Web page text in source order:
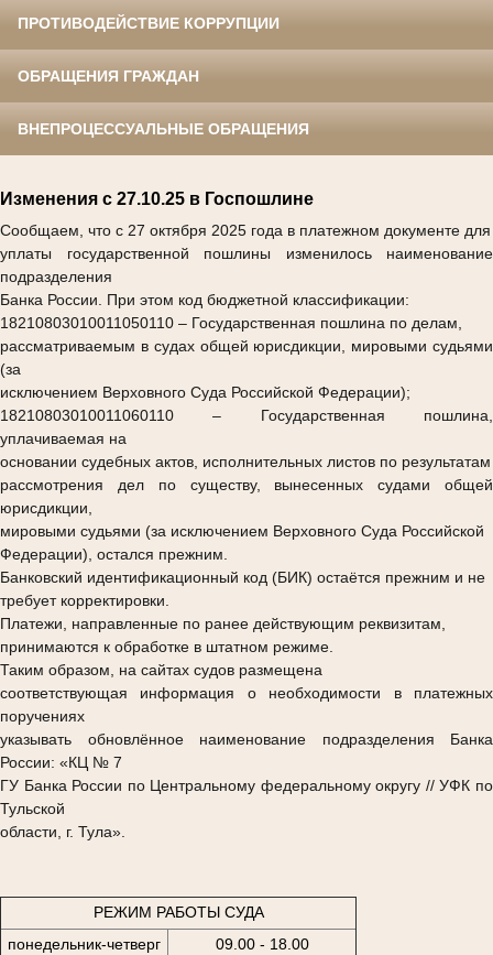
ПРОТИВОДЕЙСТВИЕ КОРРУПЦИИ
ОБРАЩЕНИЯ ГРАЖДАН
ВНЕПРОЦЕССУАЛЬНЫЕ ОБРАЩЕНИЯ
Изменения с 27.10.25 в Госпошлине
Сообщаем, что с 27 октября 2025 года в платежном документе для
уплаты государственной пошлины изменилось наименование
подразделения
Банка России. При этом код бюджетной классификации:
18210803010011050110 – Государственная пошлина по делам,
рассматриваемым в судах общей юрисдикции, мировыми судьями
(за
исключением Верховного Суда Российской Федерации);
18210803010011060110 – Государственная пошлина,
уплачиваемая на
основании судебных актов, исполнительных листов по результатам
рассмотрения дел по существу, вынесенных судами общей
юрисдикции,
мировыми судьями (за исключением Верховного Суда Российской
Федерации), остался прежним.
Банковский идентификационный код (БИК) остаётся прежним и не
требует корректировки.
Платежи, направленные по ранее действующим реквизитам,
принимаются к обработке в штатном режиме.
Таким образом, на сайтах судов размещена
соответствующая информация о необходимости в платежных
поручениях
указывать обновлённое наименование подразделения Банка
России: «КЦ № 7
ГУ Банка России по Центральному федеральному округу // УФК по
Тульской
области, г. Тула».
РЕЖИМ РАБОТЫ СУДА
понедельник-четверг
09.00 - 18.00